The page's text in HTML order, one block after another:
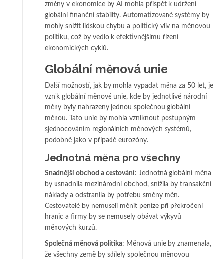
změny v ekonomice by AI mohla přispět k udržení
globální finanční stability. Automatizované systémy by
mohly snížit lidskou chybu a politický vliv na měnovou
politiku, což by vedlo k efektivnějšímu řízení
ekonomických cyklů.
Globální měnová unie
Další možností, jak by mohla vypadat měna za 50 let, je
vznik globální měnové unie, kde by jednotlivé národní
měny byly nahrazeny jednou společnou globální
měnou. Tato unie by mohla vzniknout postupným
sjednocováním regionálních měnových systémů,
podobně jako v případě eurozóny.
Jednotná měna pro všechny
Snadnější obchod a cestování: Jednotná globální měna
by usnadnila mezinárodní obchod, snížila by transakční
náklady a odstranila by potřebu směny měn.
Cestovatelé by nemuseli měnit peníze při překročení
hranic a firmy by se nemusely obávat výkyvů
měnových kurzů.
Společná měnová politika: Měnová unie by znamenala,
že všechny země by sdílely společnou měnovou